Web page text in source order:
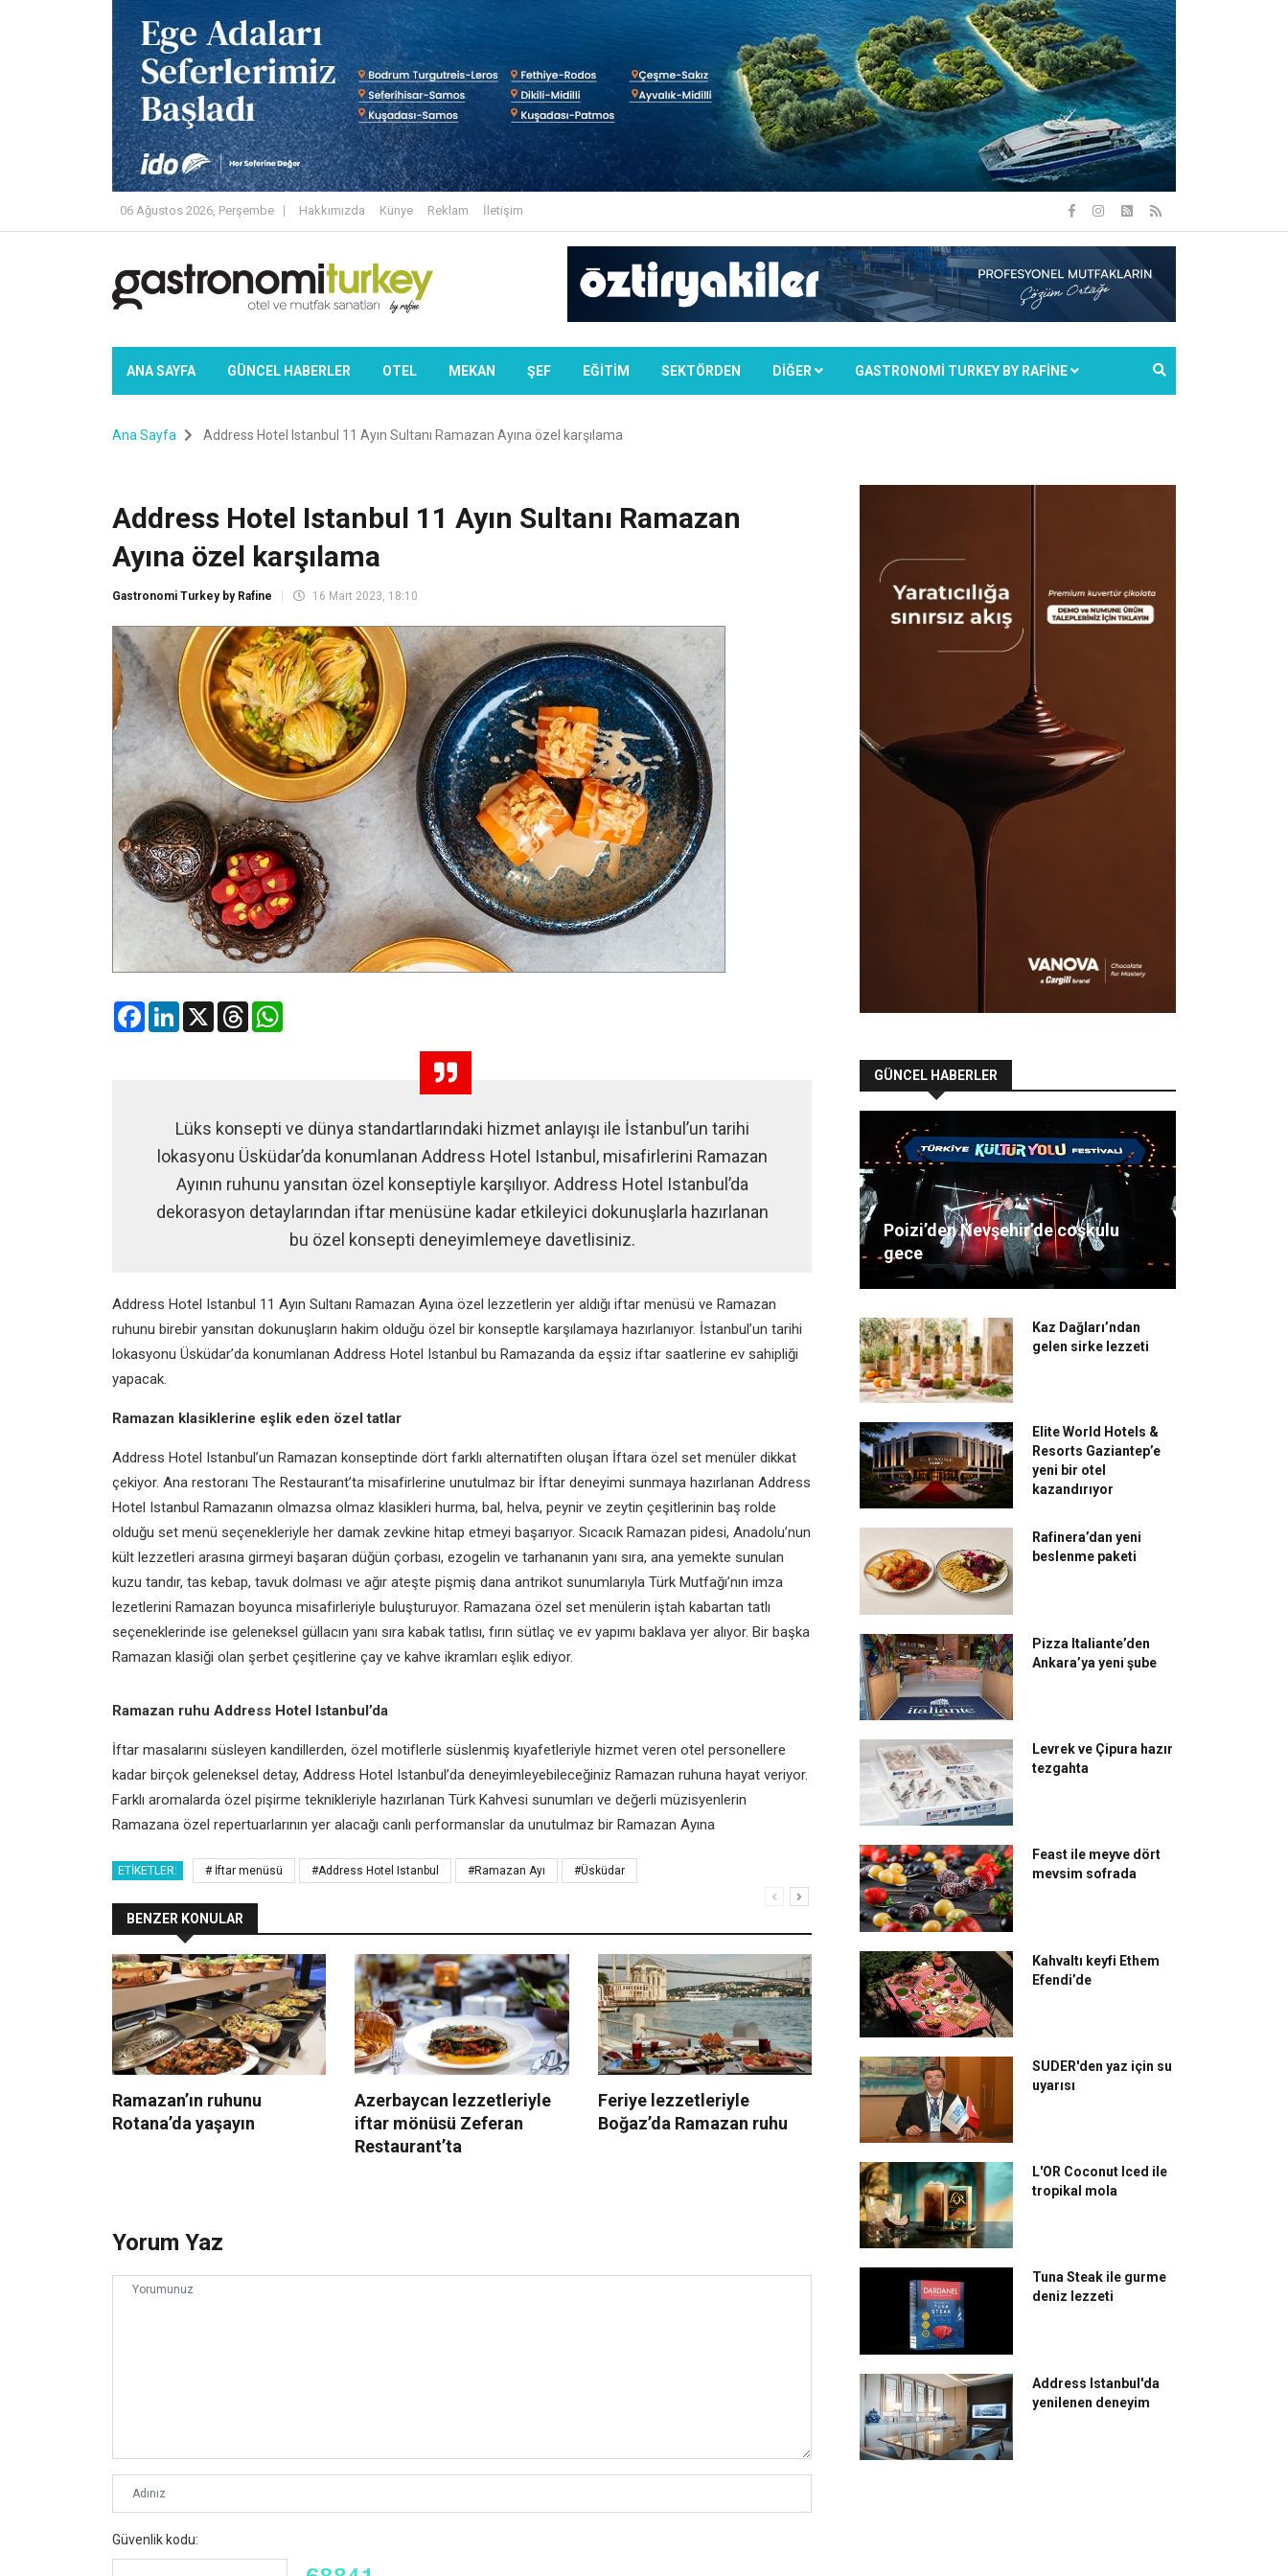
06 Ağustos 2026, Perşembe Hakkımızda Künye Reklam İletişim
ANA SAYFA GÜNCEL HABERLER OTEL MEKAN ŞEF EĞİTİM SEKTÖRDEN DIĞER GASTRONOMİ TURKEY BY RAFİNE
Ana Sayfa Address Hotel Istanbul 11 Ayın Sultanı Ramazan Ayına özel karşılama
Address Hotel Istanbul 11 Ayın Sultanı Ramazan
Ayına özel karşılama
Gastronomi Turkey by Rafine 16 Mart 2023, 18:10
FacebookLinkedIn
X Threads
Lüks konsepti ve dünya standartlarındaki hizmet anlayışı ile İstanbul’un tarihi
lokasyonu Üsküdar’da konumlanan Address Hotel Istanbul, misafirlerini Ramazan
Ayının ruhunu yansıtan özel konseptiyle karşılıyor. Address Hotel Istanbul’da
dekorasyon detaylarından iftar menüsüne kadar etkileyici dokunuşlarla hazırlanan
bu özel konsepti deneyimlemeye davetlisiniz.
Address Hotel Istanbul 11 Ayın Sultanı Ramazan Ayına özel lezzetlerin yer aldığı iftar menüsü ve Ramazan
ruhunu birebir yansıtan dokunuşların hakim olduğu özel bir konseptle karşılamaya hazırlanıyor. İstanbul’un tarihi
lokasyonu Üsküdar’da konumlanan Address Hotel Istanbul bu Ramazanda da eşsiz iftar saatlerine ev sahipliği
yapacak.
Ramazan klasiklerine eşlik eden özel tatlar
Address Hotel Istanbul’un Ramazan konseptinde dört farklı alternatiften oluşan İftara özel set menüler dikkat
çekiyor. Ana restoranı The Restaurant’ta misafirlerine unutulmaz bir İftar deneyimi sunmaya hazırlanan Address
Hotel Istanbul Ramazanın olmazsa olmaz klasikleri hurma, bal, helva, peynir ve zeytin çeşitlerinin baş rolde
olduğu set menü seçenekleriyle her damak zevkine hitap etmeyi başarıyor. Sıcacık Ramazan pidesi, Anadolu’nun
kült lezzetleri arasına girmeyi başaran düğün çorbası, ezogelin ve tarhananın yanı sıra, ana yemekte sunulan
kuzu tandır, tas kebap, tavuk dolması ve ağır ateşte pişmiş dana antrikot sunumlarıyla Türk Mutfağı’nın imza
lezetlerini Ramazan boyunca misafirleriyle buluşturuyor. Ramazana özel set menülerin iştah kabartan tatlı
seçeneklerinde ise geleneksel güllacın yanı sıra kabak tatlısı, fırın sütlaç ve ev yapımı baklava yer alıyor. Bir başka
Ramazan klasiği olan şerbet çeşitlerine çay ve kahve ikramları eşlik ediyor.
Ramazan ruhu Address Hotel Istanbul’da
İftar masalarını süsleyen kandillerden, özel motiflerle süslenmiş kıyafetleriyle hizmet veren otel personellere
kadar birçok geleneksel detay, Address Hotel Istanbul’da deneyimleyebileceğiniz Ramazan ruhuna hayat veriyor.
Farklı aromalarda özel pişirme teknikleriyle hazırlanan Türk Kahvesi sunumları ve değerli müzisyenlerin
Ramazana özel repertuarlarının yer alacağı canlı performanslar da unutulmaz bir Ramazan Ayına
ETIKETLER: # İftar menüsü #Address Hotel Istanbul #Ramazan Ayı #Üsküdar
BENZER KONULAR
Ramazan’ın ruhunu
Rotana’da yaşayın
Azerbaycan lezzetleriyle
iftar mönüsü Zeferan
Restaurant’ta
Feriye lezzetleriyle
Boğaz’da Ramazan ruhu
Farfara Restaurant,
Antakya’ya özgü iftar
mönüsüyle Eataly’de
Yorum Yaz
Güvenlik kodu:
GÜNCEL HABERLER
Poizi’den Nevşehir’de coşkulu
gece
Kaz Dağları’ndan
gelen sirke lezzeti
Elite World Hotels &
Resorts Gaziantep’e
yeni bir otel
kazandırıyor
Rafinera’dan yeni
beslenme paketi
Pizza Italiante’den
Ankara’ya yeni şube
Levrek ve Çipura hazır
tezgahta
Feast ile meyve dört
mevsim sofrada
Kahvaltı keyfi Ethem
Efendi’de
SUDER'den yaz için su
uyarısı
L'OR Coconut Iced ile
tropikal mola
Tuna Steak ile gurme
deniz lezzeti
Address Istanbul'da
yenilenen deneyim